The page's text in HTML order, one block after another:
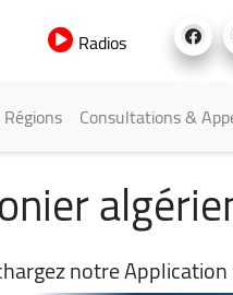
Radios
Régions Consultations &
notre